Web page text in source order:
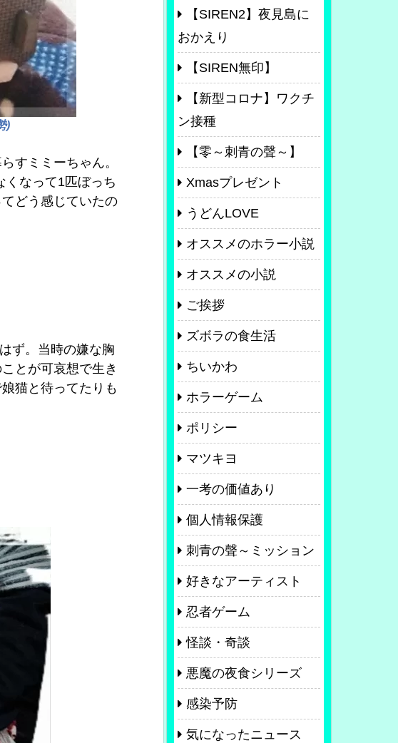
)
すミミーちゃん。
くなって1匹ぼっち
どう感じていたの
ず。当時の嫌な胸
とが可哀想で生き
猫と待ってたりも
【SIREN2】夜見島に
おかえり
【SIREN無印】
【新型コロナ】ワクチ
ン接種
【零～刺青の聲～】
Xmasプレゼント
うどんLOVE
オススメのホラー小説
オススメの小説
ご挨拶
ズボラの食生活
ちいかわ
ホラーゲーム
ポリシー
マツキヨ
一考の価値あり
個人情報保護
刺青の聲～ミッション
好きなアーティスト
忍者ゲーム
怪談・奇談
悪魔の夜食シリーズ
感染予防
気になったニュース